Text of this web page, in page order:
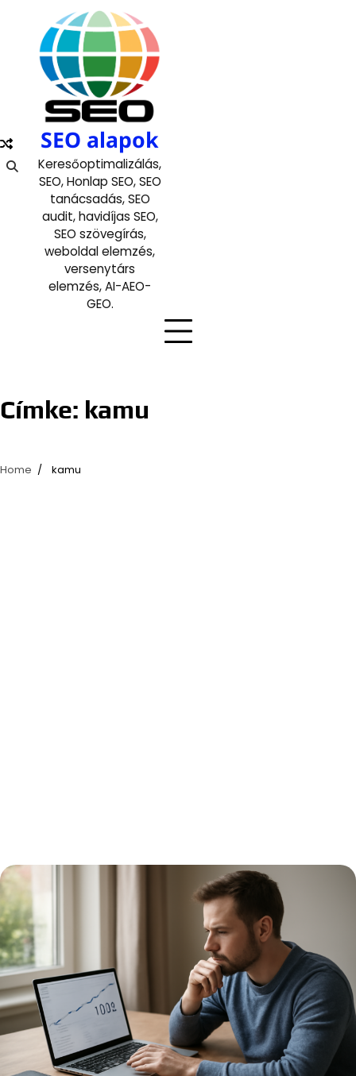
content
SEO alapok
Keresőoptimalizálás,
SEO, Honlap SEO, SEO
tanácsadás, SEO
audit, havidíjas SEO,
SEO szövegírás,
weboldal elemzés,
versenytárs
elemzés, AI-AEO-
GEO.
Címke: kamu
Home kamu